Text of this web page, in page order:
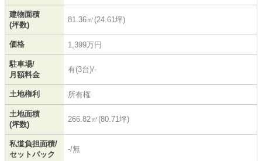
建物面積
(坪数)
81.36㎡(24.61坪)
価格 1,399万円
駐車場/
月額料金
有(3台)/-
土地権利 所有権
土地面積
(坪数)
266.82㎡(80.71坪)
私道負担面積/
セットバック
-/無